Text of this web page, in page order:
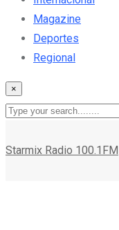
Magazine
Deportes
Regional
×
Starmix Radio 100.1FM